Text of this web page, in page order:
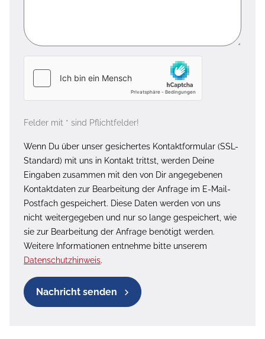
Felder mit * sind Pflichtfelder!
Wenn Du über unser gesichertes Kontaktformular (SSL-
Standard) mit uns in Kontakt trittst, werden Deine
Eingaben zusammen mit den von Dir angegebenen
Kontaktdaten zur Bearbeitung der Anfrage im E-Mail-
Postfach gespeichert. Diese Daten werden von uns
nicht weitergegeben und nur so lange gespeichert, wie
sie zur Bearbeitung der Anfrage benötigt werden.
Weitere Informationen entnehme bitte unserem
Datenschutzhinweis.
Nachricht senden